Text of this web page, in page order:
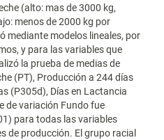
(alto: mas de 3000 kg,
menos de 2000 kg por
mediante modelos lineales, por
y para las variables que
la prueba de medias de
(PT), Producción a 244 días
(P305d), Días en Lactancia
de variación Fundo fue
para todas las variables
de producción. El grupo racial